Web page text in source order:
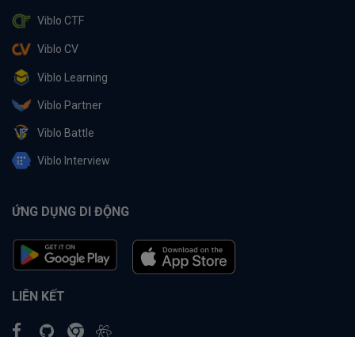
Viblo CTF
Viblo CV
Viblo Learning
Viblo Partner
Viblo Battle
Viblo Interview
ỨNG DỤNG DI ĐỘNG
LIÊN KẾT